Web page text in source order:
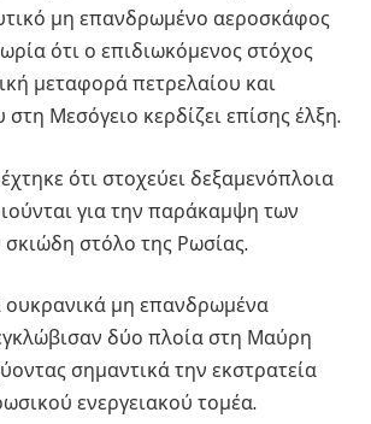
μη επανδρωμένο αεροσκάφος
ότι ο επιδιωκόμενος στόχος
μεταφορά πετρελαίου και
Μεσόγειο κερδίζει επίσης έλξη.
ότι στοχεύει δεξαμενόπλοια
για την παράκαμψη των
στόλο της Ρωσίας.
ουκρανικά μη επανδρωμένα
δύο πλοία στη Μαύρη
σημαντικά την εκστρατεία
ενεργειακού τομέα.